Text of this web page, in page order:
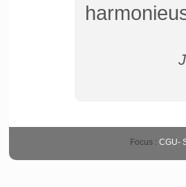
Focus : CGU-